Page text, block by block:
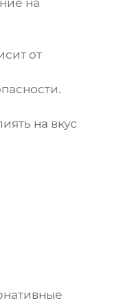
на
от
на вкус